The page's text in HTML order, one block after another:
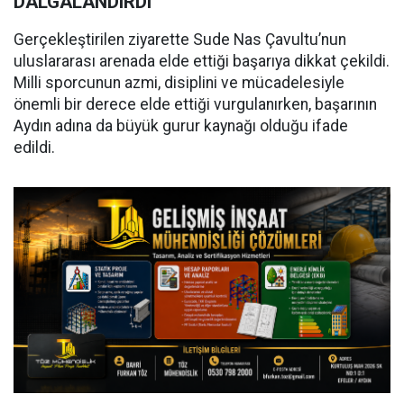
Gerçekleştirilen ziyarette Sude Nas Çavultu’nun
uluslararası arenada elde ettiği başarıya dikkat çekildi.
Milli sporcunun azmi, disiplini ve mücadelesiyle
önemli bir derece elde ettiği vurgulanırken, başarının
Aydın adına da büyük gurur kaynağı olduğu ifade
edildi.